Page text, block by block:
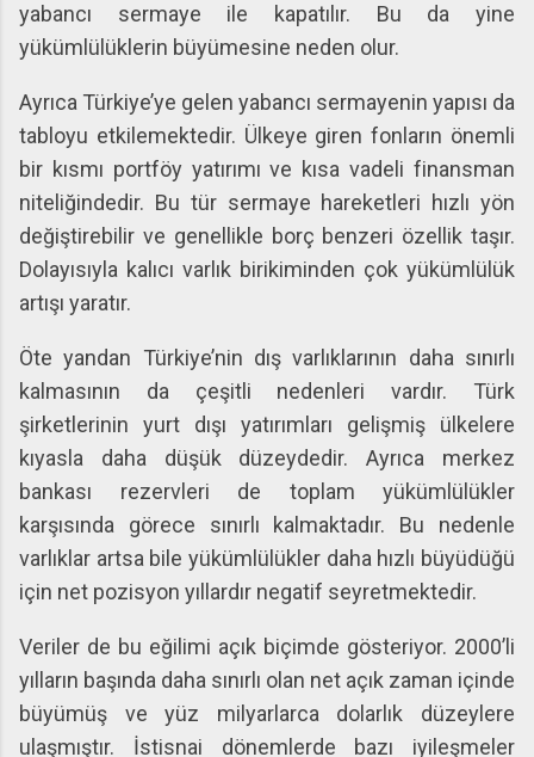
yabancı sermaye ile kapatılır. Bu da yine
yükümlülüklerin büyümesine neden olur.
Ayrıca Türkiye’ye gelen yabancı sermayenin yapısı da
tabloyu etkilemektedir. Ülkeye giren fonların önemli
bir kısmı portföy yatırımı ve kısa vadeli finansman
niteliğindedir. Bu tür sermaye hareketleri hızlı yön
değiştirebilir ve genellikle borç benzeri özellik taşır.
Dolayısıyla kalıcı varlık birikiminden çok yükümlülük
artışı yaratır.
Öte yandan Türkiye’nin dış varlıklarının daha sınırlı
kalmasının da çeşitli nedenleri vardır. Türk
şirketlerinin yurt dışı yatırımları gelişmiş ülkelere
kıyasla daha düşük düzeydedir. Ayrıca merkez
bankası rezervleri de toplam yükümlülükler
karşısında görece sınırlı kalmaktadır. Bu nedenle
varlıklar artsa bile yükümlülükler daha hızlı büyüdüğü
için net pozisyon yıllardır negatif seyretmektedir.
Veriler de bu eğilimi açık biçimde gösteriyor. 2000’li
yılların başında daha sınırlı olan net açık zaman içinde
büyümüş ve yüz milyarlarca dolarlık düzeylere
ulaşmıştır. İstisnai dönemlerde bazı iyileşmeler